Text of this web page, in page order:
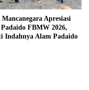
Apresiasi
FBMW 2026,
Indahnya Alam Padaido